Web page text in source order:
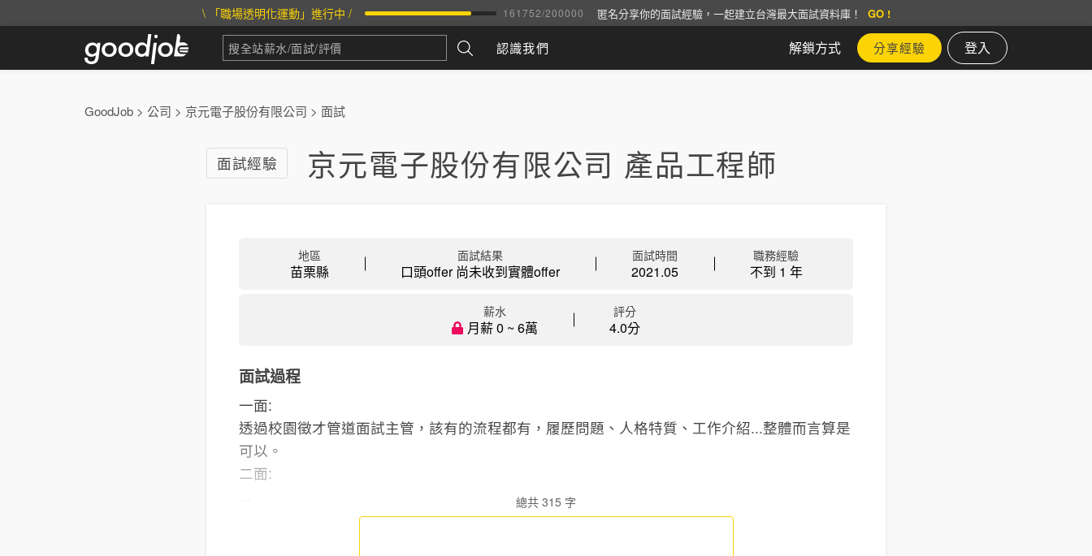
\ 「職場透明化運動」進行中 / 161752/200000 匿名分享你的面試經驗，一起建立台灣最大面試資料庫！ GO !
認識我們 解鎖方式 分享經驗 登入
GoodJob > 公司 > 京元電子股份有限公司 > 面試
面試經驗 京元電子股份有限公司 產品工程師
地區
苗栗縣
面試結果
口頭offer 尚未收到實體offer
面試時間
2021.05
職務經驗
不到 1 年
薪水
月薪 0 ~ 6萬
評分
4.0分
面試過程
一面:
透過校園徵才管道面試主管，該有的流程都有，履歷問題、人格特質、工作介紹...整體而言算是
可以。
二面:
總共 315 字